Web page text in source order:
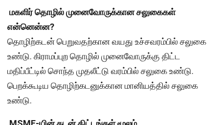
மகளிர் தொழில் முனைவோருக்கான சலுகைகள்
என்னென்ன?
தொழிற்கடன் பெறுவதற்கான வயது உச்சவரம்பில் சலுகை
உண்டு. கிராமப்புற தொழில் முனைவோருக்கு திட்ட
மதிப்பீட்டில் சொந்த முதலீட்டு வரம்பில் சலுகை உண்டு.
பெறக்கூடிய தொழிற்கடனுக்கான மானியத்தில் சலுகை
உண்டு.